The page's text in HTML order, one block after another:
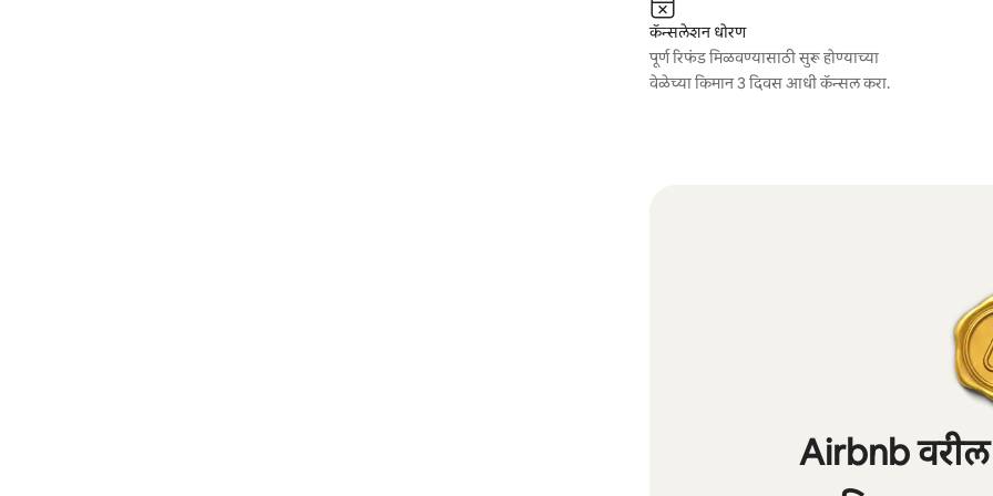
कॅन्सलेशन धोरण
पूर्ण रिफंड मिळवण्यासाठी सुरू होण्याच्या
वेळेच्या किमान 3 दिवस आधी कॅन्सल करा.
Airbnb